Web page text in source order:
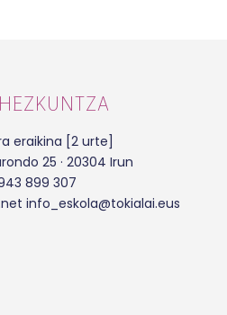
eraikina [2 urte]
25 · 20304 Irun
899 307
info_eskola@tokialai.eus